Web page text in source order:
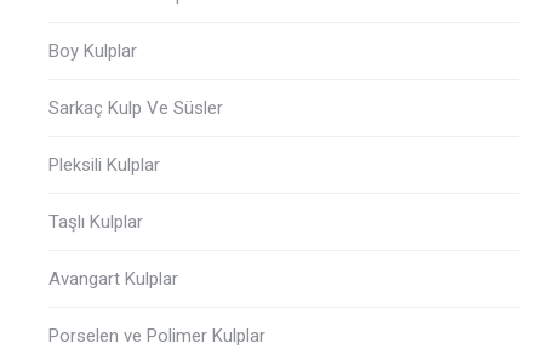
Boy Kulplar
Sarkaç Kulp Ve Süsler
Pleksili Kulplar
Taşlı Kulplar
Avangart Kulplar
Porselen ve Polimer Kulplar